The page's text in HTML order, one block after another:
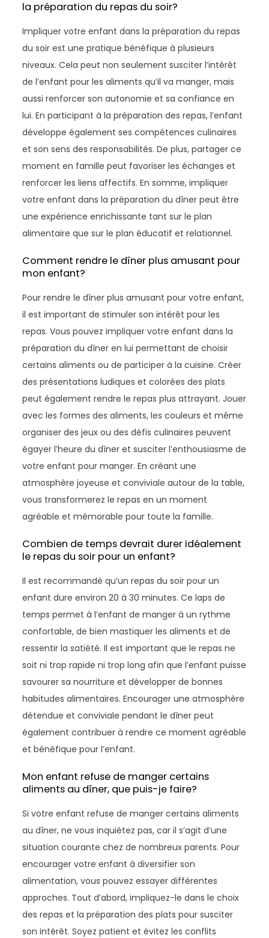
la préparation du repas du soir?
Impliquer votre enfant dans la préparation du repas
du soir est une pratique bénéfique à plusieurs
niveaux. Cela peut non seulement susciter l’intérêt
de l’enfant pour les aliments qu’il va manger, mais
aussi renforcer son autonomie et sa confiance en
lui. En participant à la préparation des repas, l’enfant
développe également ses compétences culinaires
et son sens des responsabilités. De plus, partager ce
moment en famille peut favoriser les échanges et
renforcer les liens affectifs. En somme, impliquer
votre enfant dans la préparation du dîner peut être
une expérience enrichissante tant sur le plan
alimentaire que sur le plan éducatif et relationnel.
Comment rendre le dîner plus amusant pour
mon enfant?
Pour rendre le dîner plus amusant pour votre enfant,
il est important de stimuler son intérêt pour les
repas. Vous pouvez impliquer votre enfant dans la
préparation du dîner en lui permettant de choisir
certains aliments ou de participer à la cuisine. Créer
des présentations ludiques et colorées des plats
peut également rendre le repas plus attrayant. Jouer
avec les formes des aliments, les couleurs et même
organiser des jeux ou des défis culinaires peuvent
égayer l’heure du dîner et susciter l’enthousiasme de
votre enfant pour manger. En créant une
atmosphère joyeuse et conviviale autour de la table,
vous transformerez le repas en un moment
agréable et mémorable pour toute la famille.
Combien de temps devrait durer idéalement
le repas du soir pour un enfant?
Il est recommandé qu’un repas du soir pour un
enfant dure environ 20 à 30 minutes. Ce laps de
temps permet à l’enfant de manger à un rythme
confortable, de bien mastiquer les aliments et de
ressentir la satiété. Il est important que le repas ne
soit ni trop rapide ni trop long afin que l’enfant puisse
savourer sa nourriture et développer de bonnes
habitudes alimentaires. Encourager une atmosphère
détendue et conviviale pendant le dîner peut
également contribuer à rendre ce moment agréable
et bénéfique pour l’enfant.
Mon enfant refuse de manger certains
aliments au dîner, que puis-je faire?
Si votre enfant refuse de manger certains aliments
au dîner, ne vous inquiétez pas, car il s’agit d’une
situation courante chez de nombreux parents. Pour
encourager votre enfant à diversifier son
alimentation, vous pouvez essayer différentes
approches. Tout d’abord, impliquez-le dans le choix
des repas et la préparation des plats pour susciter
son intérêt. Soyez patient et évitez les conflits